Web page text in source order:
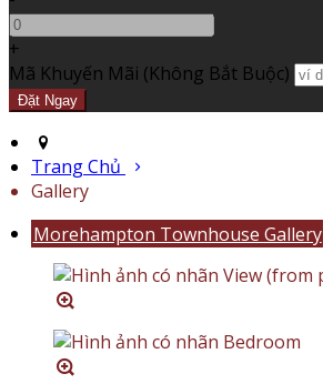
+
Mã Khuyến Mãi (Không Bắt Buộc)
Trang Chủ
Gallery
Morehampton Townhouse Gallery